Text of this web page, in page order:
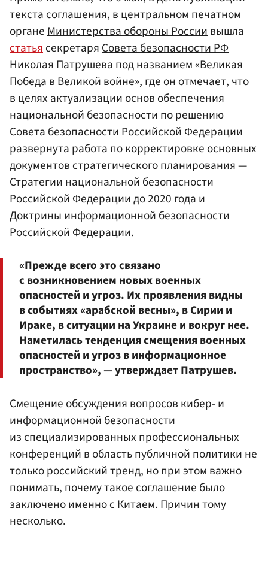
текста соглашения, в центральном печатном
органеМинистерства обороны Россиивышла
статьясекретаряСовета безопасности РФ
Николая Патрушевапод названием «Великая
Победа в Великой войне», где он отмечает, что
в целях актуализации основ обеспечения
национальной безопасности по решению
Совета безопасности Российской Федерации
развернута работа по корректировке основных
документов стратегического планирования —
Стратегии национальной безопасности
Российской Федерации до 2020 года и
Доктрины информационной безопасности
Российской Федерации.
«Прежде всего это связано
с возникновением новых военных
опасностей и угроз. Их проявления видны
в событиях «арабской весны», в Сирии и
Ираке, в ситуации на Украине и вокруг нее.
Наметилась тенденция смещения военных
опасностей и угроз в информационное
пространство», — утверждает Патрушев.
Смещение обсуждения вопросов кибер- и
информационной безопасности
из специализированных профессиональных
конференций в область публичной политики не
только российский тренд, но при этом важно
понимать, почему такое соглашение было
заключено именно с Китаем. Причин тому
несколько.